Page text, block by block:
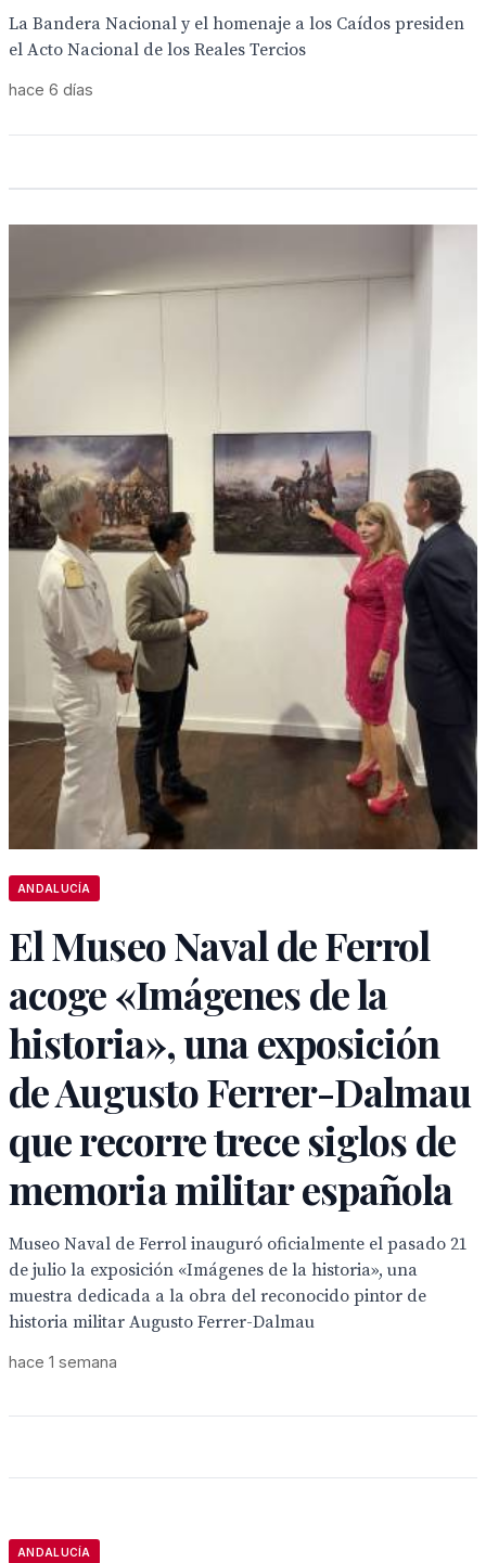
La Bandera Nacional y el homenaje a los Caídos presiden
el Acto Nacional de los Reales Tercios
hace 6 días
ANDALUCÍA
El Museo Naval de Ferrol
acoge «Imágenes de la
historia», una exposición
de Augusto Ferrer-Dalmau
que recorre trece siglos de
memoria militar española
Museo Naval de Ferrol inauguró oficialmente el pasado 21
de julio la exposición «Imágenes de la historia», una
muestra dedicada a la obra del reconocido pintor de
historia militar Augusto Ferrer-Dalmau
hace 1 semana
ANDALUCÍA